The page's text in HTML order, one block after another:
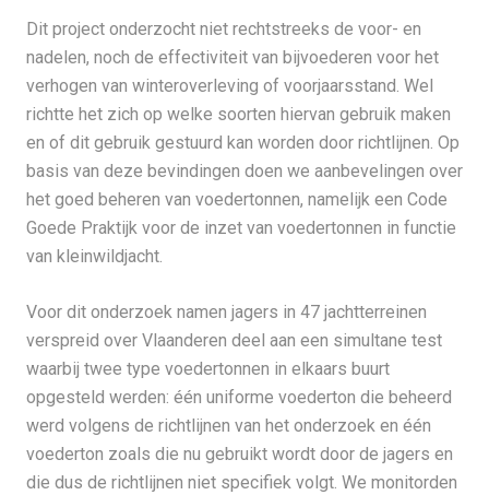
Dit project onderzocht niet rechtstreeks de voor- en
nadelen, noch de effectiviteit van bijvoederen voor het
verhogen van winteroverleving of voorjaarsstand. Wel
richtte het zich op welke soorten hiervan gebruik maken
en of dit gebruik gestuurd kan worden door richtlijnen. Op
basis van deze bevindingen doen we aanbevelingen over
het goed beheren van voedertonnen, namelijk een Code
Goede Praktijk voor de inzet van voedertonnen in functie
van kleinwildjacht.
Voor dit onderzoek namen jagers in 47 jachtterreinen
verspreid over Vlaanderen deel aan een simultane test
waarbij twee type voedertonnen in elkaars buurt
opgesteld werden: één uniforme voederton die beheerd
werd volgens de richtlijnen van het onderzoek en één
voederton zoals die nu gebruikt wordt door de jagers en
die dus de richtlijnen niet specifiek volgt. We monitorden